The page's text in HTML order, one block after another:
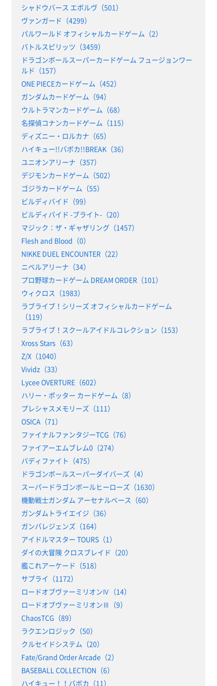
シャドウバース エボルヴ（501）
ヴァンガード（4299）
パルワールド オフィシャルカードゲーム（2）
バトルスピリッツ（3459）
ドラゴンボールスーパーカードゲーム フュージョンワー
ルド（157）
ONE PIECEカードゲーム（452）
ガンダムカードゲーム（94）
ウルトラマンカードゲーム（68）
名探偵コナンカードゲーム（115）
ディズニー・ロルカナ（65）
ハイキュー!!バボカ!!BREAK（36）
ユニオンアリーナ（357）
デジモンカードゲーム（502）
ゴジラカードゲーム（55）
ビルディバイド（99）
ビルディバイド -ブライト-（20）
マジック：ザ・ギャザリング（1457）
Flesh and Blood（0）
NIKKE DUEL ENCOUNTER（22）
ニベルアリーナ（34）
プロ野球カードゲーム DREAM ORDER（101）
ウィクロス（1983）
ラブライブ！シリーズ オフィシャルカードゲーム
（119）
ラブライブ！スクールアイドルコレクション（153）
Xross Stars（63）
Z/X（1040）
Vividz（33）
Lycee OVERTURE（602）
ハリー・ポッター カードゲーム（8）
プレシャスメモリーズ（111）
OSICA（71）
ファイナルファンタジーTCG（76）
ファイアーエムブレム0（274）
バディファイト（475）
ドラゴンボールスーパーダイバーズ（4）
スーパードラゴンボールヒーローズ（1630）
機動戦士ガンダム アーセナルベース（60）
ガンダムトライエイジ（36）
ガンバレジェンズ（164）
アイドルマスター TOURS（1）
ダイの大冒険 クロスブレイド（20）
艦これアーケード（518）
サプライ（1172）
ロードオブヴァーミリオンⅣ（14）
ロードオブヴァーミリオンⅢ（9）
ChaosTCG（89）
ラクエンロジック（50）
クルセイドシステム（20）
Fate/Grand Order Arcade（2）
BASEBALL COLLECTION（6）
ハイキュー！！バボカ（11）